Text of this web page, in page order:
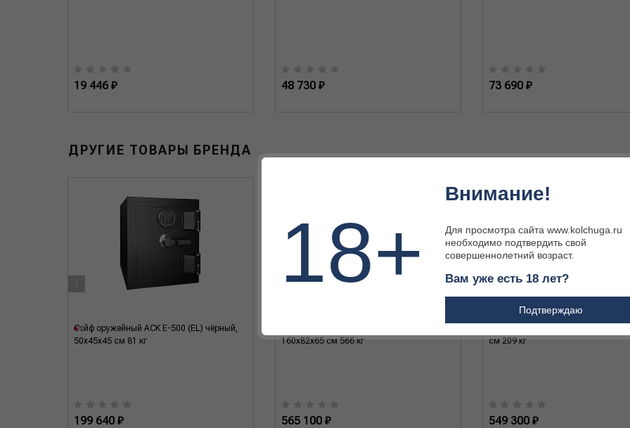
19 446 ₽ 48 730 ₽ 73 690 ₽
ДРУГИЕ ТОВАРЫ БРЕНДА
Сейф оружейный ACK E-500 (EL) чёрный,
50x45x45 см 81 кг
199 640 ₽
160x82x65 см 566 кг
565 100 ₽
см 209 кг
549 300 ₽
‹ 18+
Внимание!
Для просмотра сайта www.kolchuga.ru
необходимо подтвердить свой
совершеннолетний возраст.
Вам уже есть 18 лет?
Подтверждаю